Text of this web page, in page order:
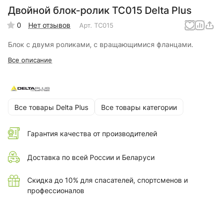
Двойной блок-ролик TC015 Delta Plus
0 Нет отзывов Арт. TC015
Блок с двумя роликами, с вращающимися фланцами.
Все описание
Все товары Delta Plus Все товары категории
Гарантия качества от производителей
Доставка по всей России и Беларуси
Скидка до 10% для спасателей, спортсменов и
профессионалов